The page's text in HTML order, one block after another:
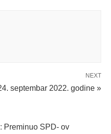
NEXT
septembar 2022. godine »
Preminuo SPD- ov